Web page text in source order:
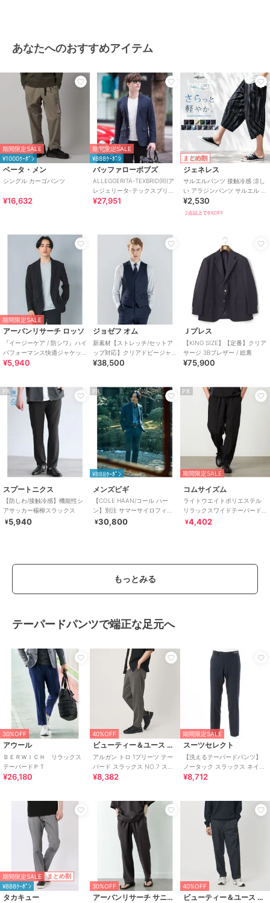
あなたへのおすすめアイテム
期間限定SALE
¥1000ｸｰﾎﾟﾝ
ベータ・メン
シングル カーゴパンツ
¥16,632
期間限定SALE
¥888ｸｰﾎﾟﾝ
バッファローボブズ
ALLEGGERITA-TEXBRID(R)(ア
レジェリータ-テックスブリッ
ド)
¥27,951
まとめ割
ジェネレス
サルエルパンツ 接触冷感 涼し
い アラジンパンツ サルエル パ
ンツ イージーパンツ ストレッ
チ
¥2,530
2点以上で8%OFF
期間限定SALE
アーバンリサーチ ロッソ
『イージーケア / 防シワ』ハイ
パフォーマンス快適ジャケッ
ト
¥5,940
ジョゼフ オム
新素材【ストレッチ/セットア
ップ対応】クリアドビージャ
ージー ジレ
¥38,500
Ｊプレス
【KING SIZE】【定番】クリア
サージ 3Bブレザー / 総裏
¥75,900
PR
スプートニクス
【防しわ/接触冷感】機能性シ
アサッカー楊柳スラックス
¥5,940
PR
¥888ｸｰﾎﾟﾝ
メンズビギ
【COLE HAAN/コール ハー
ン】別注 サマーサイロフィル
ウールピンチェックパンツ＜
¥30,800
PR
期間限定SALE
コムサイズム
ライトウエイトポリエステル
リラックスワイドテーパード
パンツ
¥4,402
もっとみる
テーパードパンツで端正な足元へ
30%OFF
アウール
ＢＥＲＷＩＣＨ リラックス
テーパードＰＴ
¥26,180
40%OFF
ビューティー＆ユース ユナイテッドアローズ
アルガン トロ 1プリーツ テー
パード スラックス NO.7 スト
レッチ
¥8,382
期間限定SALE
スーツセレクト
【洗えるテーパードパンツ】
ノータック スラックス ネイビ
ー無地 ※裾上げ済仕様
¥8,712
期間限定SALE まとめ割
¥888ｸｰﾎﾟﾝ
タカキュー
30%OFF
アーバンリサーチ サニーレーベル
40%OFF
ビューティー＆ユース ユナイテッドアローズ